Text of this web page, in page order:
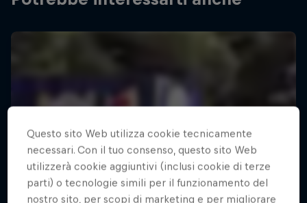
Questo sito Web utilizza cookie tecnicamente
necessari. Con il tuo consenso, questo sito Web
utilizzerà cookie aggiuntivi (inclusi cookie di terze
parti) o tecnologie simili per il funzionamento del
nostro sito, per scopi di marketing e per migliorare